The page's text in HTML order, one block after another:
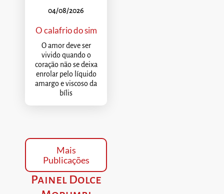
04/08/2026
O calafrio do sim
O amor deve ser
vivido quando o
coração não se deixa
enrolar pelo líquido
amargo e viscoso da
bílis
Mais
Publicações
Painel Dolce